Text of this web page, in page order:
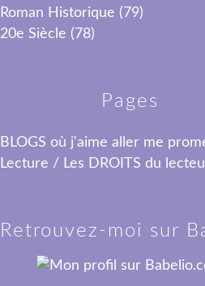
Roman Historique (79)
20e Siècle (78)
Pages
BLOGS où j'aime aller me
Lecture / Les DROITS du
Retrouvez-moi sur